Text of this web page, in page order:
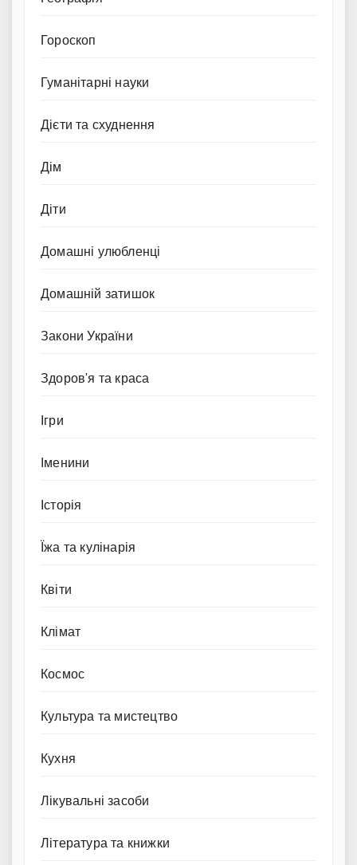
Гороскоп
Гуманітарні науки
Дієти та схуднення
Дім
Діти
Домашні улюбленці
Домашній затишок
Закони України
Здоров'я та краса
Ігри
Іменини
Історія
Їжа та кулінарія
Квіти
Клімат
Космос
Культура та мистецтво
Кухня
Лікувальні засоби
Література та книжки